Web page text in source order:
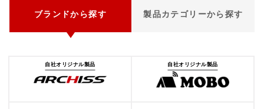
ブランドから探す 製品カテゴリーから探す
自社オリジナル製品 自社オリジナル製品